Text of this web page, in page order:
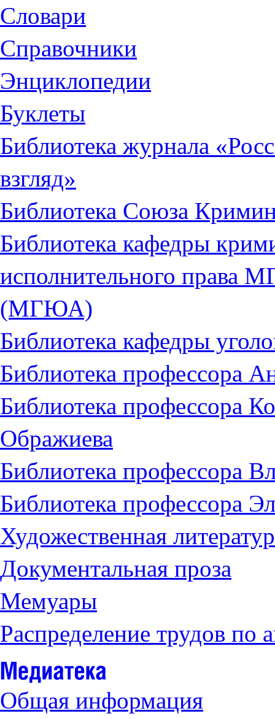
Словари
Справочники
Энциклопедии
Буклеты
Библиотека журнала
взгляд»
Библиотека Союза
Библиотека кафедры
исполнительного
(МГЮА)
Библиотека кафедры
Библиотека профессора
Библиотека профессора
Ображиева
Библиотека профессора
Библиотека профессора
Художественная
Документальная проза
Мемуары
Распределение трудов по
Общая информация